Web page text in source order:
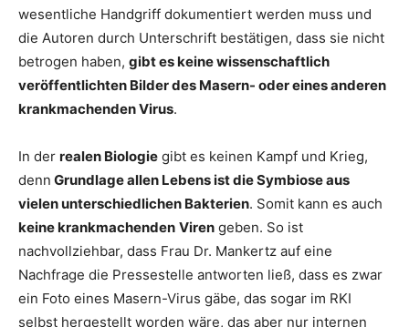
wesentliche Handgriff dokumentiert werden muss und
die Autoren durch Unterschrift bestätigen, dass sie nicht
betrogen haben, gibt es keine wissenschaftlich
veröffentlichten Bilder des Masern- oder eines anderen
krankmachenden Virus.
In der realen Biologie gibt es keinen Kampf und Krieg,
denn Grundlage allen Lebens ist die Symbiose aus
vielen unterschiedlichen Bakterien. Somit kann es auch
keine krankmachenden Viren geben. So ist
nachvollziehbar, dass Frau Dr. Mankertz auf eine
Nachfrage die Pressestelle antworten ließ, dass es zwar
ein Foto eines Masern-Virus gäbe, das sogar im RKI
selbst hergestellt worden wäre, das aber nur internen